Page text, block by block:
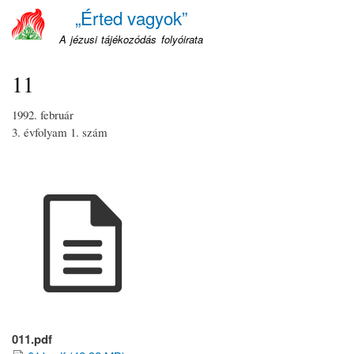
Ugrás
a
tartalomra
„Érted vagyok”
A jézusi tájékozódás folyóirata
11
1992. február
3. évfolyam 1. szám
011.pdf